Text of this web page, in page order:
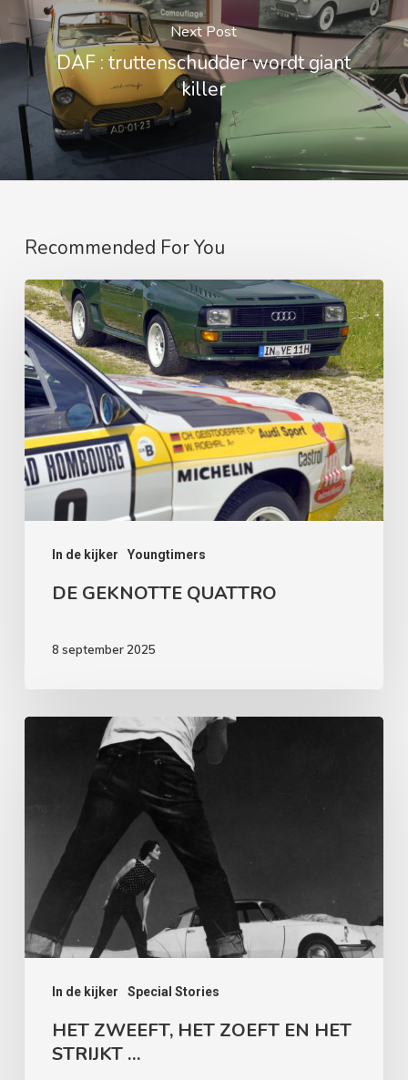
Next Post
DAF : truttenschudder wordt giant
killer
Recommended For You
In de kijker Youngtimers
DE
GEKNOTTE
QUATTRO
DE GEKNOTTE QUATTRO
8 september 2025
In de kijker Special Stories
HET
STRIJKT
…
HET ZWEEFT, HET ZOEFT EN HET
STRIJKT …